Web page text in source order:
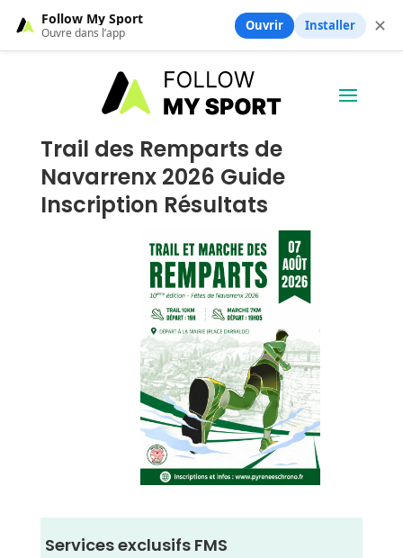
Trail des Remparts de
Navarrenx 2026 Guide
Inscription Résultats
Services exclusifs FMS
Follow My Sport
Ouvre dans l’app Ouvrir Installer ✕